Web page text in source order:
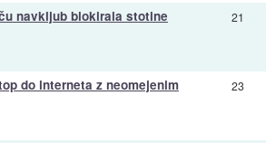
navkljub blokirala stotine 21
do interneta z neomejenim 23